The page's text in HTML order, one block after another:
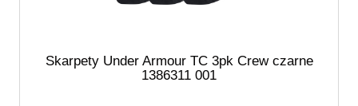
Skarpety Under Armour TC 3pk Crew czarne
1386311 001